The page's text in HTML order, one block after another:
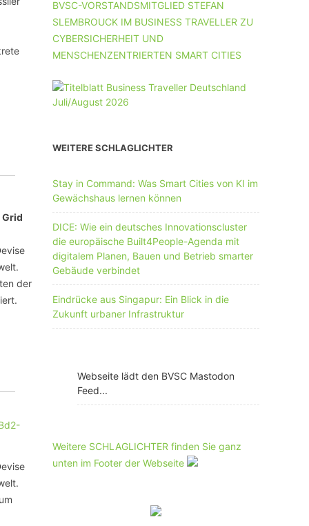
der
BVSC-VORSTANDSMITGLIED STEFAN
SLEMBROUCK IM BUSINESS TRAVELLER ZU
CYBERSICHERHEIT UND
MENSCHENZENTRIERTEN SMART CITIES
WEITERE SCHLAGLICHTER
Stay in Command: Was Smart Cities von KI im
Gewächshaus lernen können
DICE: Wie ein deutsches Innovationscluster
die europäische Built4People-Agenda mit
digitalem Planen, Bauen und Betrieb smarter
Gebäude verbindet
Eindrücke aus Singapur: Ein Blick in die
Zukunft urbaner Infrastruktur
Webseite lädt den BVSC Mastodon
Feed...
Weitere SCHLAGLICHTER finden Sie ganz
unten im Footer der Webseite